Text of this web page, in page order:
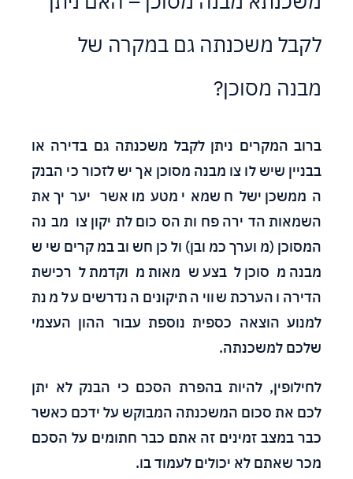
לקבל משכנתה גם במקרה של
מבנה מסוכן?
ברוב המקרים ניתן לקבל משכנתה גם בדירה או
בבניין שיש לו צו מבנה מסוכן אך יש לזכור כי הבנק
הממשכן ישלח שמאי מטעמו אשר יעריך את
השמאות הדירה פחות הסכום לתיקון צו מבנה
המסוכן (מוערך כמובן) ולכן חשוב במקרים שיש
מבנה מסוכן לבצע שמאות מוקדמת לרכישת
הדירה והערכת שווי התיקונים הנדרשים על מנת
למנוע הוצאה כספית נוספת עבור ההון העצמי
שלכם למשכנתה.
לחילופין, להיות בהפרת הסכם כי הבנק לא יתן
לכם את סכום המשכנתה המבוקש על ידכם כאשר
כבר במצב זמינים זה אתם כבר חתומים על הסכם
מכר שאתם לא יכולים לעמוד בו.